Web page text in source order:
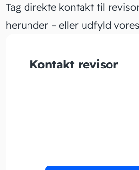
Tag direkte kontakt til
herunder – eller udfyld
Kontakt revisor